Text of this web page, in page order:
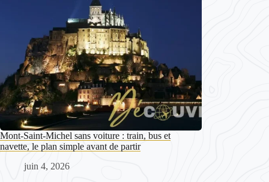
Mont-Saint-Michel sans voiture : train, bus et
navette, le plan simple avant de partir
juin 4, 2026